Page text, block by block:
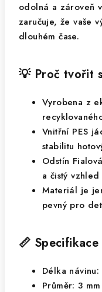
odolná a zároveň
zaručuje, že vaše
dlouhém čase.
💡 Proč tvořit
Vyrobena z
Vnitřní PES
stabilitu
Odstín
a čistý vzhled
Materiál je
pevný pro
📏
Délka
Průměr: 3 mm